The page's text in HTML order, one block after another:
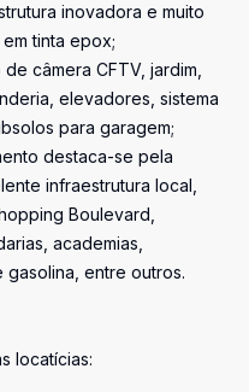
inovadora e muito
tinta epox;
câmera CFTV, jardim,
elevadores, sistema
para garagem;
destaca-se pela
infraestrutura local,
Boulevard,
academias,
gasolina, entre outros.
locatícias: